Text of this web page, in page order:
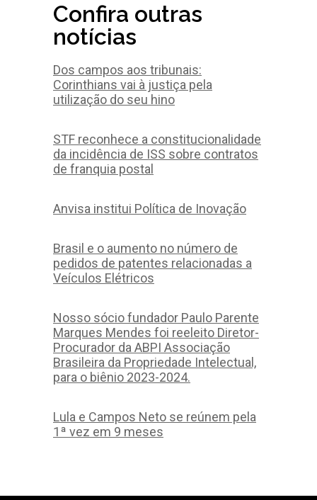
Confira outras
notícias
Dos campos aos tribunais:
Corinthians vai à justiça pela
utilização do seu hino
STF reconhece a constitucionalidade
da incidência de ISS sobre contratos
de franquia postal
Anvisa institui Política de Inovação
Brasil e o aumento no número de
pedidos de patentes relacionadas a
Veículos Elétricos
Nosso sócio fundador Paulo Parente
Marques Mendes foi reeleito Diretor-
Procurador da ABPI Associação
Brasileira da Propriedade Intelectual,
para o biênio 2023-2024.
Lula e Campos Neto se reúnem pela
1ª vez em 9 meses